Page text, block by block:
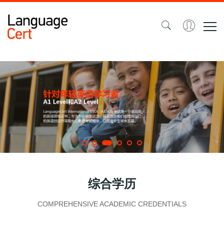
综合学历
COMPREHENSIVE ACADEMIC CREDENTIALS